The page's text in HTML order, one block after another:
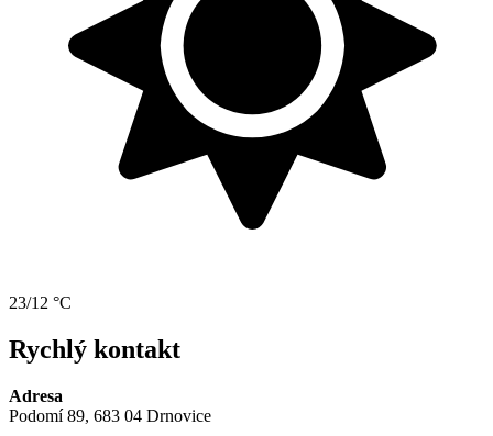
23/12 °C
Rychlý kontakt
Adresa
Podomí 89, 683 04 Drnovice